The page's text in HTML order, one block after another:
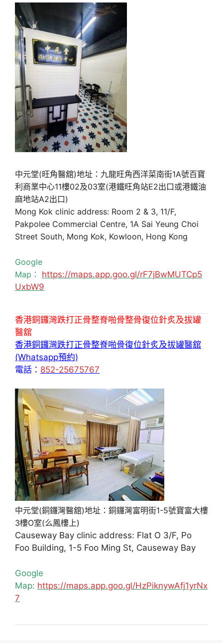
中元堂(旺角醫舘)地址：九龍旺角西洋菜南街1A號百寶
利商業中心11樓02及03室(港鐵旺角站E2出口或港鐵油
麻地站A2出口)
Mong Kok clinic address: Room 2 & 3, 11/F,
Pakpolee Commercial Centre, 1A Sai Yeung Choi
Street South, Mong Kok, Kowloon, Hong Kong
Google
Map： https://maps.app.goo.gl/rF7jBwMUTCp5
UxbW9
香港銅鑼灣跌打正骨整脊啪骨整骨復位針炙及拔罐
醫舘
香港銅鑼灣跌打正骨整脊啪骨復位針炙及拔罐醫舘
(Whatsapp預約)
電話： 852-25675767
中元堂(銅鑼灣醫舘)地址：銅鑼灣富明街1-5號寶富大樓
3樓O室(么鳳樓上)
Causeway Bay clinic address: Flat O 3/F, Po
Foo Building, 1-5 Foo Ming St, Causeway Bay
Google
Map: https://maps.app.goo.gl/HzPiknywAfj1yrNx
7